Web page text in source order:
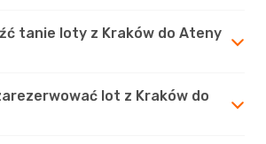
tanie loty z Kraków do Ateny
lot z Kraków do